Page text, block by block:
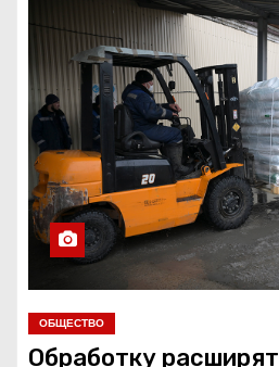
ОБЩЕСТВО
Обработку расширят